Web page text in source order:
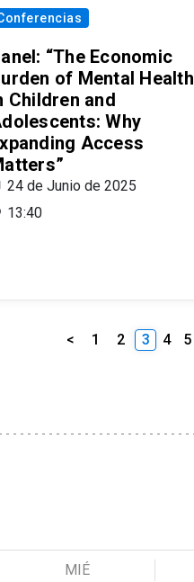
“The Economic
of Mental Health
Children and
Why
Access
24 de Junio de 2025
13:40
< 1 2 3 4 5
MIÉ